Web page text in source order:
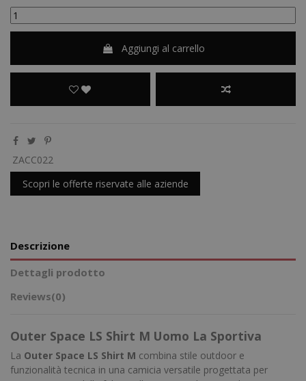
Aggiungi al carrello
ZACC022
Scopri le offerte riservate alle aziende
Descrizione
Dettagli prodotto
Reviews(0)
Outer Space LS Shirt M Uomo La Sportiva
La Outer Space LS Shirt M combina stile outdoor e
funzionalità tecnica in una camicia versatile progettata per